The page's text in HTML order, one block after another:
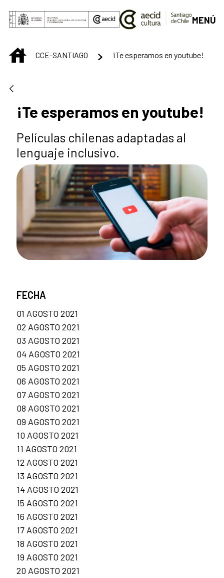
Saltar al contenido principal
MENÚ
INICIOCCE-SANTIAGO ¡Te esperamos en youtube!
¡Te esperamos en youtube!
Películas chilenas adaptadas al
lenguaje inclusivo.
FECHA
01 AGOSTO 2021
02 AGOSTO 2021
03 AGOSTO 2021
04 AGOSTO 2021
05 AGOSTO 2021
06 AGOSTO 2021
07 AGOSTO 2021
08 AGOSTO 2021
09 AGOSTO 2021
10 AGOSTO 2021
11 AGOSTO 2021
12 AGOSTO 2021
13 AGOSTO 2021
14 AGOSTO 2021
15 AGOSTO 2021
16 AGOSTO 2021
17 AGOSTO 2021
18 AGOSTO 2021
19 AGOSTO 2021
20 AGOSTO 2021